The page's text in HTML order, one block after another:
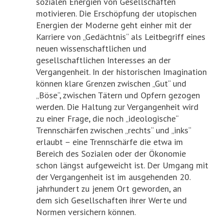
motivieren. Die Erschöpfung der utopischen
Energien der Moderne geht einher mit der
Karriere von „Gedächtnis“ als Leitbegriff eines
neuen wissenschaftlichen und
gesellschaftlichen Interesses an der
Vergangenheit. In der historischen Imagination
können klare Grenzen zwischen „Gut“ und
„Böse“, zwischen Tätern und Opfern gezogen
werden. Die Haltung zur Vergangenheit wird
zu einer Frage, die noch „ideologische“
Trennschärfen zwischen „rechts“ und „inks“
erlaubt – eine Trennschärfe die etwa im
Bereich des Sozialen oder der Ökonomie
schon längst aufgeweicht ist. Der Umgang mit
der Vergangenheit ist im ausgehenden 20.
jahrhundert zu jenem Ort geworden, an
dem sich Gesellschaften ihrer Werte und
Normen versichern können.